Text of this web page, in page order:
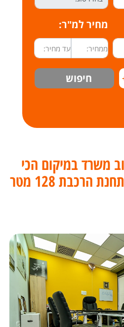
מחיר למ"ר:
חיפוש
משרד במיקום הכי
אסטרטגי בצמוד לתחנת הרכבת 128 מטר